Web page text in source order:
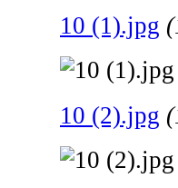
10 (1).jpg
10 (2).jpg